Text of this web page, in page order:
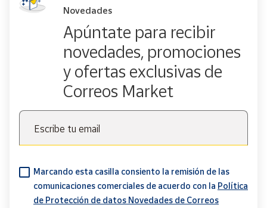
Novedades
Apúntate para recibir
novedades, promociones
y ofertas exclusivas de
Correos Market
Escribe tu email
Marcando esta casilla consiento la remisión de las
comunicaciones comerciales de acuerdo con la Política
de Protección de datos Novedades de Correos